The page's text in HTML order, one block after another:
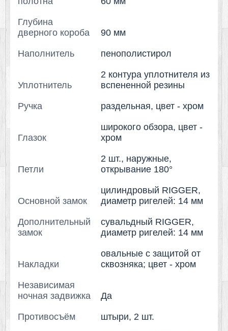
Глубина
дверного короба
90 мм
Наполнитель пенополистирол
Уплотнитель
2 контура уплотнителя из
вспененной резины
Ручка раздельная, цвет - хром
Глазок
широкого обзора, цвет -
хром
Петли
2 шт., наружные,
открывание 180°
Основной замок
цилиндровый RIGGER,
диаметр ригелей: 14 мм
Дополнительный
замок
сувальдный RIGGER,
диаметр ригелей: 14 мм
Накладки
овальные с защитой от
сквозняка; цвет - хром
Независимая
ночная задвижка
Да
Противосъём штыри, 2 шт.